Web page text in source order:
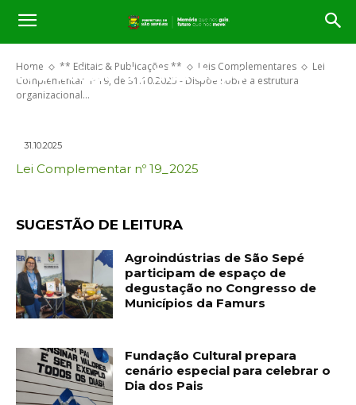
Home ** Editais & Publicações ** Leis Complementares
Lei
Complementar nº 19, de 31.10.2025 - Dispõe sobre a estrutura
organizacional...
gratificadas da Administração
Direta do Poder Executivo do
Município de São Sepé.
31.10.2025
Lei Complementar nº 19_2025
SUGESTÃO DE LEITURA
Agroindústrias de São Sepé
participam de espaço de
degustação no Congresso de
Municípios da Famurs
Fundação Cultural prepara
cenário especial para celebrar o
Dia dos Pais